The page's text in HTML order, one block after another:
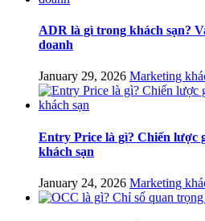
ADR là gì trong khách sạn?
doanh
January 29, 2026 Marketing
Entry Price là gì? Chiến lược
khách sạn
January 24, 2026 Marketing